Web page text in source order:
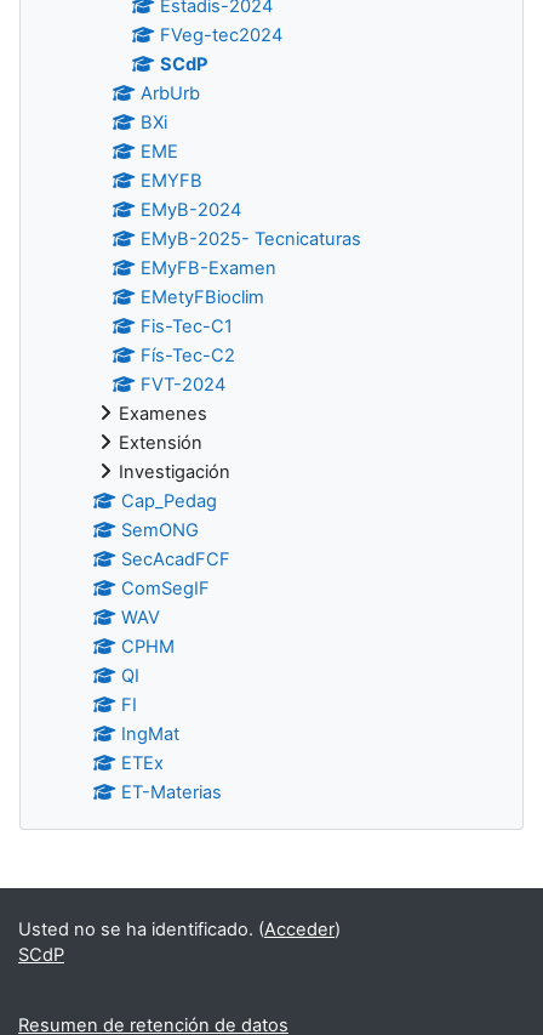
Estadis-2024
FVeg-tec2024
SCdP
ArbUrb
BXi
EME
EMYFB
EMyB-2024
EMyB-2025- Tecnicaturas
EMyFB-Examen
EMetyFBioclim
Fis-Tec-C1
Fís-Tec-C2
FVT-2024
Examenes
Extensión
Investigación
Cap_Pedag
SemONG
SecAcadFCF
ComSegIF
WAV
CPHM
QI
FI
IngMat
ETEx
ET-Materias
Bloques
Usted no se ha identificado. (Acceder)
SCdP
Resumen de retención de datos